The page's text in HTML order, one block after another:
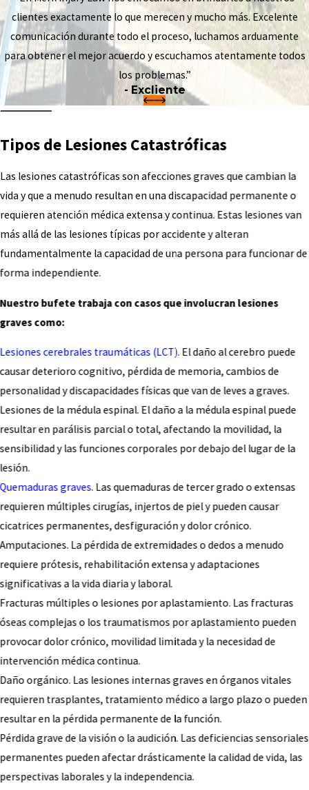
clientes exactamente lo que merecen y mucho más. Excelente
comunicación durante todo el proceso, luchamos arduamente
para obtener el mejor acuerdo y escuchamos atentamente todos
los problemas.”
- Excliente
Tipos de Lesiones Catastróficas
Las lesiones catastróficas son afecciones graves que cambian la
vida y que a menudo resultan en una discapacidad permanente o
requieren atención médica extensa y continua. Estas lesiones van
más allá de las lesiones típicas por accidente y alteran
fundamentalmente la capacidad de una persona para funcionar de
forma independiente.
Nuestro bufete trabaja con casos que involucran lesiones
graves como:
Lesiones cerebrales traumáticas (LCT). El daño al cerebro puede
causar deterioro cognitivo, pérdida de memoria, cambios de
personalidad y discapacidades físicas que van de leves a graves.
Lesiones de la médula espinal. El daño a la médula espinal puede
resultar en parálisis parcial o total, afectando la movilidad, la
sensibilidad y las funciones corporales por debajo del lugar de la
lesión.
Quemaduras graves. Las quemaduras de tercer grado o extensas
requieren múltiples cirugías, injertos de piel y pueden causar
cicatrices permanentes, desfiguración y dolor crónico.
Amputaciones. La pérdida de extremidades o dedos a menudo
requiere prótesis, rehabilitación extensa y adaptaciones
significativas a la vida diaria y laboral.
Fracturas múltiples o lesiones por aplastamiento. Las fracturas
óseas complejas o los traumatismos por aplastamiento pueden
provocar dolor crónico, movilidad limitada y la necesidad de
intervención médica continua.
Daño orgánico. Las lesiones internas graves en órganos vitales
requieren trasplantes, tratamiento médico a largo plazo o pueden
resultar en la pérdida permanente de la función.
Pérdida grave de la visión o la audición. Las deficiencias sensoriales
permanentes pueden afectar drásticamente la calidad de vida, las
perspectivas laborales y la independencia.